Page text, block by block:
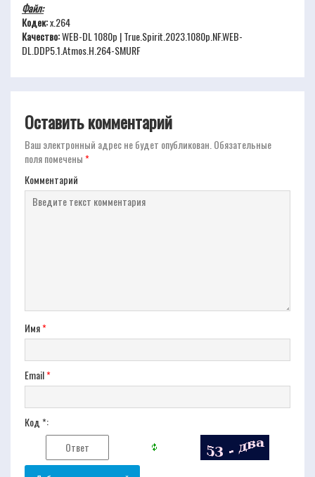
Файл:
Кодек:x.264
Качество:WEB-DL 1080p | True.Spirit.2023.1080p.NF.WEB-
DL.DDP5.1.Atmos.H.264-SMURF
Оставить комментарий
Ваш электронный адрес не будет опубликован. Обязательные
поля помечены*
Комментарий
Имя*
Email*
Код *: